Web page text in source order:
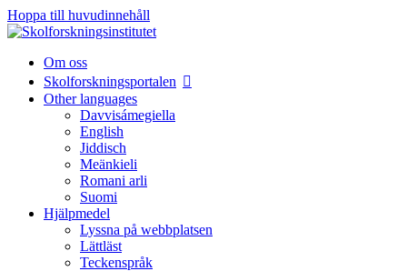
Hoppa till huvudinnehåll
Om oss
Skolforskningsportalen
Other languages
Davvisámegiella
English
Jiddisch
Meänkieli
Romani arli
Suomi
Hjälpmedel
Lyssna på webbplatsen
Lättläst
Teckenspråk